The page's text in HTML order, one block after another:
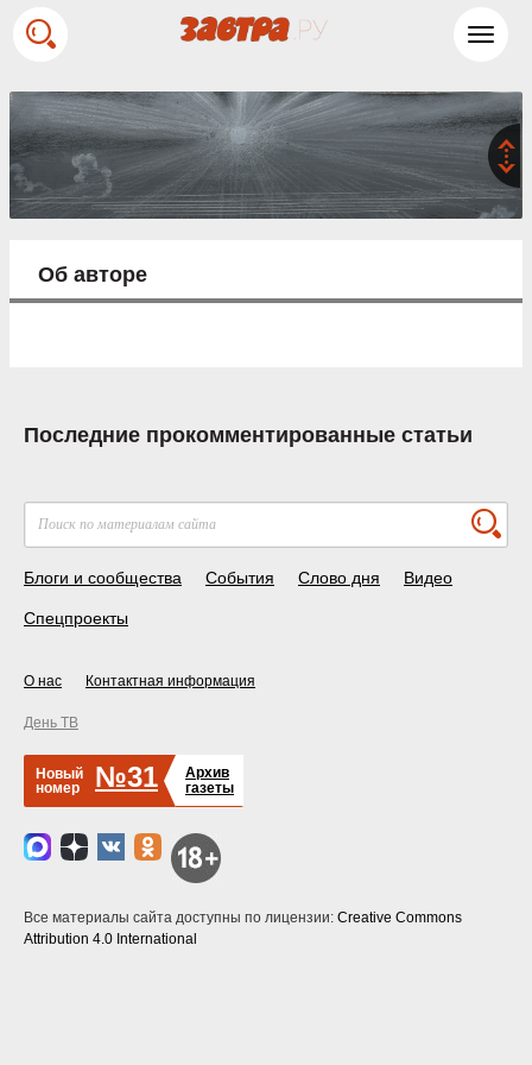
Об авторе
Последние прокомментированные статьи
Блоги и сообщества События Слово дня Видео
Спецпроекты
О нас Контактная информация
День ТВ
Новый
номер
№31
Архив
газеты
Все материалы сайта доступны по лицензии: Creative Commons
Attribution 4.0 International